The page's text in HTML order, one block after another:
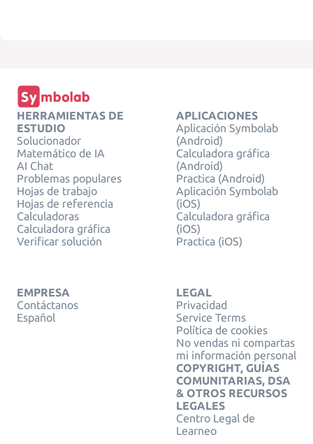
HERRAMIENTAS DE
ESTUDIO
Solucionador
Matemático de IA
AI Chat
Problemas populares
Hojas de trabajo
Hojas de referencia
Calculadoras
Calculadora gráfica
Verificar solución
APLICACIONES
Aplicación Symbolab
(Android)
Calculadora gráfica
(Android)
Practica (Android)
Aplicación Symbolab
(iOS)
Calculadora gráfica
(iOS)
Practica (iOS)
EMPRESA
Contáctanos
Español
LEGAL
Privacidad
Service Terms
Política de cookies
No vendas ni compartas
mi información personal
COPYRIGHT, GUÍAS
COMUNITARIAS, DSA
& OTROS RECURSOS
LEGALES
Centro Legal de
Learneo